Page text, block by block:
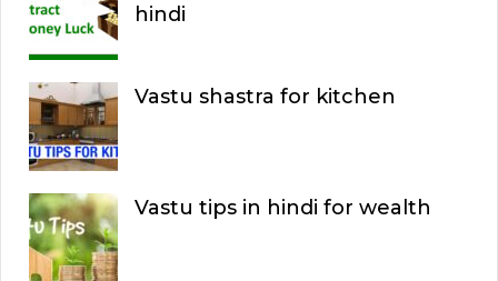
hindi
Vastu shastra for kitchen
Vastu tips in hindi for wealth